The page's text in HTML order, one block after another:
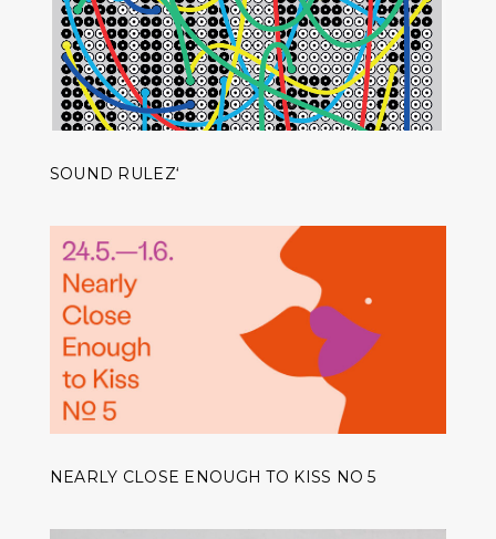
SOUND RULEZ‘
NEARLY CLOSE ENOUGH TO KISS NO 5